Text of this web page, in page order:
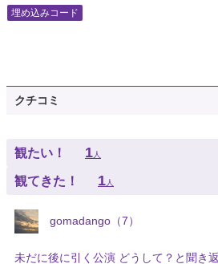
埋め込みコード
クチコミ
観たい！ 1人
観てきた！ 1人
gomadango（7）
未だに後に引く公演 どうして？と聞き